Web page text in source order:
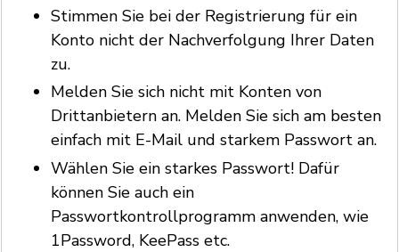
Stimmen Sie bei der Registrierung für ein
Konto nicht der Nachverfolgung Ihrer Daten
zu.
Melden Sie sich nicht mit Konten von
Drittanbietern an. Melden Sie sich am besten
einfach mit E-Mail und starkem Passwort an.
Wählen Sie ein starkes Passwort! Dafür
können Sie auch ein
Passwortkontrollprogramm anwenden, wie
1Password, KeePass etc.